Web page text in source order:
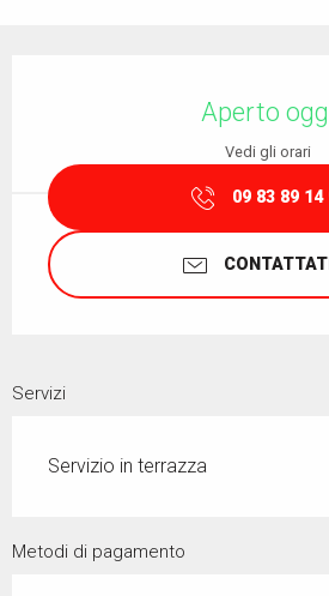
Aperto
Vedi gli orari
09 83 89 14
Servizi
Servizio in terrazza
Metodi di pagamento